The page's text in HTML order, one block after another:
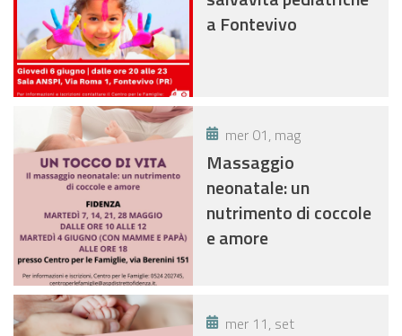
a Fontevivo
mer 01, mag
Massaggio
neonatale: un
nutrimento di coccole
e amore
mer 11, set